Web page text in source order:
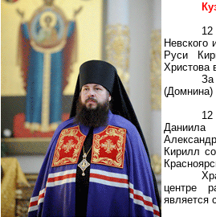
Невского
Руси
Христова
За
(Домнина)
Даниила
Кирилл
центре
является